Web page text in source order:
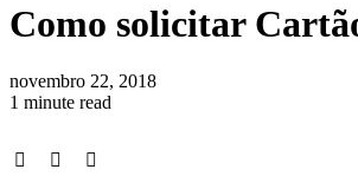
Como solicitar
novembro 22, 2018
1 minute read